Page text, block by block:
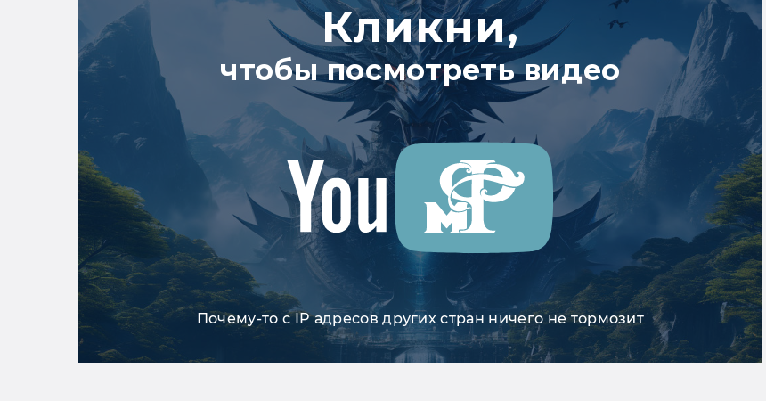
Кликни,
чтобы посмотреть видео
Почему-то с IP адресов других стран ничего не тормозит